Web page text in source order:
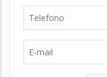
Telefono